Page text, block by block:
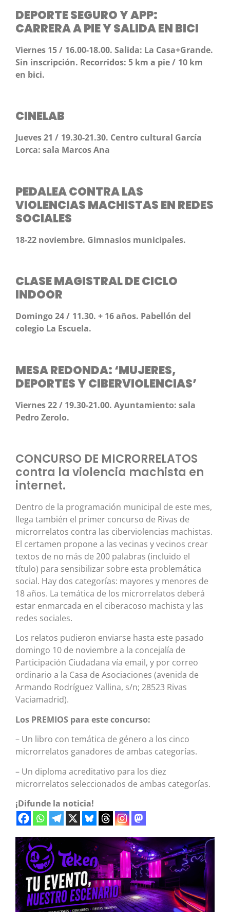
DEPORTE SEGURO Y APP:
CARRERA A PIE Y SALIDA EN BICI
Viernes 15 / 16.00-18.00. Salida: La Casa+Grande.
Sin inscripción. Recorridos: 5 km a pie / 10 km
en bici.
CINELAB
Jueves 21 / 19.30-21.30. Centro cultural García
Lorca: sala Marcos Ana
PEDALEA CONTRA LAS
VIOLENCIAS MACHISTAS EN REDES
SOCIALES
18-22 noviembre. Gimnasios municipales.
CLASE MAGISTRAL DE CICLO
INDOOR
Domingo 24 / 11.30. + 16 años. Pabellón del
colegio La Escuela.
MESA REDONDA: ‘MUJERES,
DEPORTES Y CIBERVIOLENCIAS’
Viernes 22 / 19.30-21.00. Ayuntamiento: sala
Pedro Zerolo.
CONCURSO DE MICRORRELATOS
contra la violencia machista en
internet.
Dentro de la programación municipal de este mes,
llega también el primer concurso de Rivas de
microrrelatos contra las ciberviolencias machistas.
El certamen propone a las vecinas y vecinos crear
textos de no más de 200 palabras (incluido el
título) para sensibilizar sobre esta problemática
social. Hay dos categorías: mayores y menores de
18 años. La temática de los microrrelatos deberá
estar enmarcada en el ciberacoso machista y las
redes sociales.
Los relatos pudieron enviarse hasta este pasado
domingo 10 de noviembre a la concejalía de
Participación Ciudadana vía email, y por correo
ordinario a la Casa de Asociaciones (avenida de
Armando Rodríguez Vallina, s/n; 28523 Rivas
Vaciamadrid).
Los PREMIOS para este concurso:
– Un libro con temática de género a los cinco
microrrelatos ganadores de ambas categorías.
– Un diploma acreditativo para los diez
microrrelatos seleccionados de ambas categorías.
¡Difunde la noticia!